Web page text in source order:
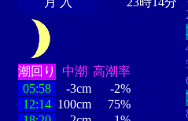
潮回り 中潮 高潮率
05:58
-3cm
-2%
12:14 100cm
75%